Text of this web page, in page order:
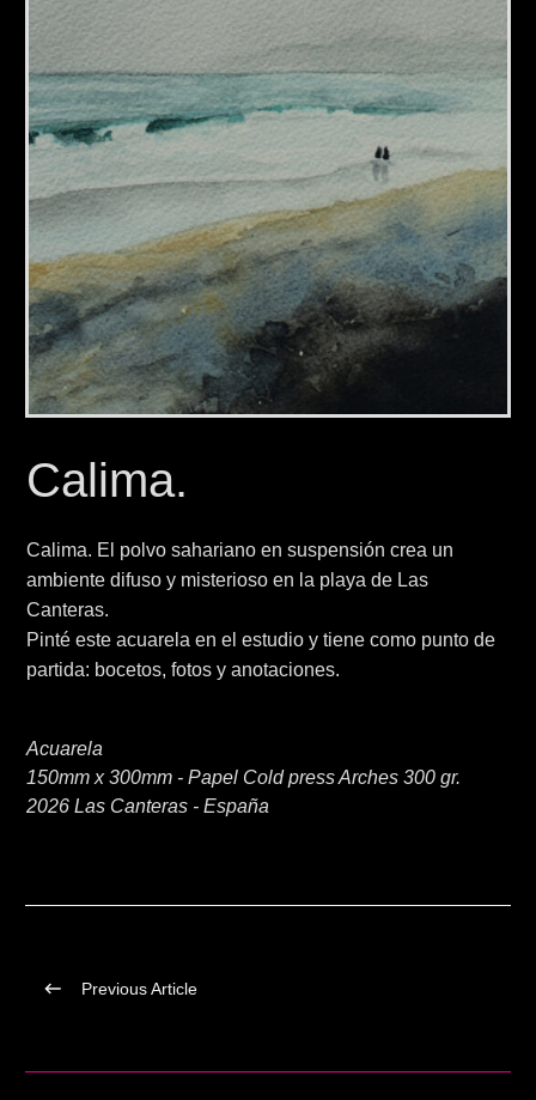
Calima.
Calima. El polvo sahariano en suspensión crea un
ambiente difuso y misterioso en la playa de Las
Canteras.
Pinté este acuarela en el estudio y tiene como punto de
partida: bocetos, fotos y anotaciones.
Acuarela
150mm x 300mm - Papel Cold press Arches 300 gr.
2026 Las Canteras - España
Previous Article